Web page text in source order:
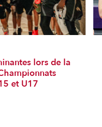
lors de la
et U17